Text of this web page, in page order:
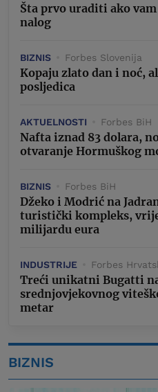
Šta prvo uraditi ako
nalog
BIZNIS Forbes Slovenija
Kopaju zlato dan i noć,
posljedica
AKTUELNOSTI Forbes BiH
Nafta iznad 83 dolara,
otvaranje Hormuškog
BIZNIS Forbes BiH
Džeko i Modrić na
turistički kompleks,
milijardu eura
INDUSTRIJE Forbes
Treći unikatni Bugatti
srednjovjekovnog
metar
BIZNIS